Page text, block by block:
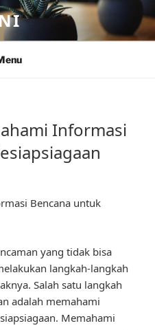
Informasi
Bencana untuk
yang tidak bisa
langkah-langkah
Salah satu langkah
adalah memahami
Memahami